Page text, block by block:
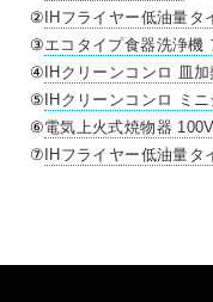
② IHフライヤー低油量
③エコタイプ食器洗浄機
④ IHクリーンコンロ 皿
⑤ IHクリーンコンロ ミ
⑥電気上火式焼物器
⑦ IHフライヤー低油量